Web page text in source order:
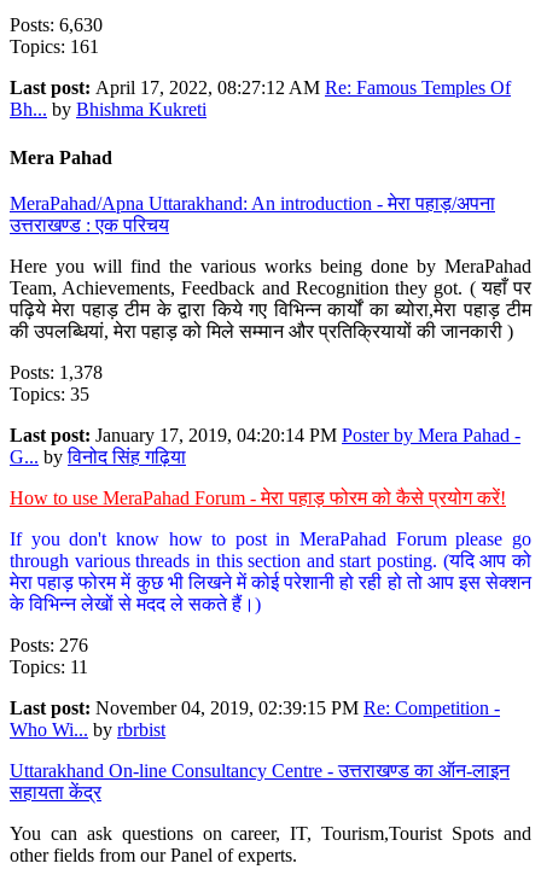
Posts: 6,630
Topics: 161
Last post: April 17, 2022, 08:27:12 AM Re: Famous Temples Of
Bh... by Bhishma Kukreti
Mera Pahad
MeraPahad/Apna Uttarakhand: An introduction - मेरा पहाड़/अपना
उत्तराखण्ड : एक परिचय
Here you will find the various works being done by MeraPahad
Team, Achievements, Feedback and Recognition they got. ( यहाँ पर
पढ़िये मेरा पहाड़ टीम के द्वारा किये गए विभिन्न कार्यों का ब्योरा,मेरा पहाड़ टीम
की उपलब्धियां, मेरा पहाड़ को मिले सम्मान और प्रतिक्रियायों की जानकारी )
Posts: 1,378
Topics: 35
Last post: January 17, 2019, 04:20:14 PM Poster by Mera Pahad -
G... byविनोद सिंह गढ़िया
How to use MeraPahad Forum - मेरा पहाड़ फोरम को कैसे प्रयोग करें!
If you don't know how to post in MeraPahad Forum please go
through various threads in this section and start posting. (यदि आप को
मेरा पहाड़ फोरम में कुछ भी लिखने में कोई परेशानी हो रही हो तो आप इस सेक्शन
के विभिन्न लेखों से मदद ले सकते हैं।)
Posts: 276
Topics: 11
Last post: November 04, 2019, 02:39:15 PM Re: Competition -
Who Wi... by rbrbist
Uttarakhand On-line Consultancy Centre - उत्तराखण्ड का ऑन-लाइन
सहायता केंद्र
You can ask questions on career, IT, Tourism,Tourist Spots and
other fields from our Panel of experts.